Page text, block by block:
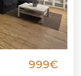
999€